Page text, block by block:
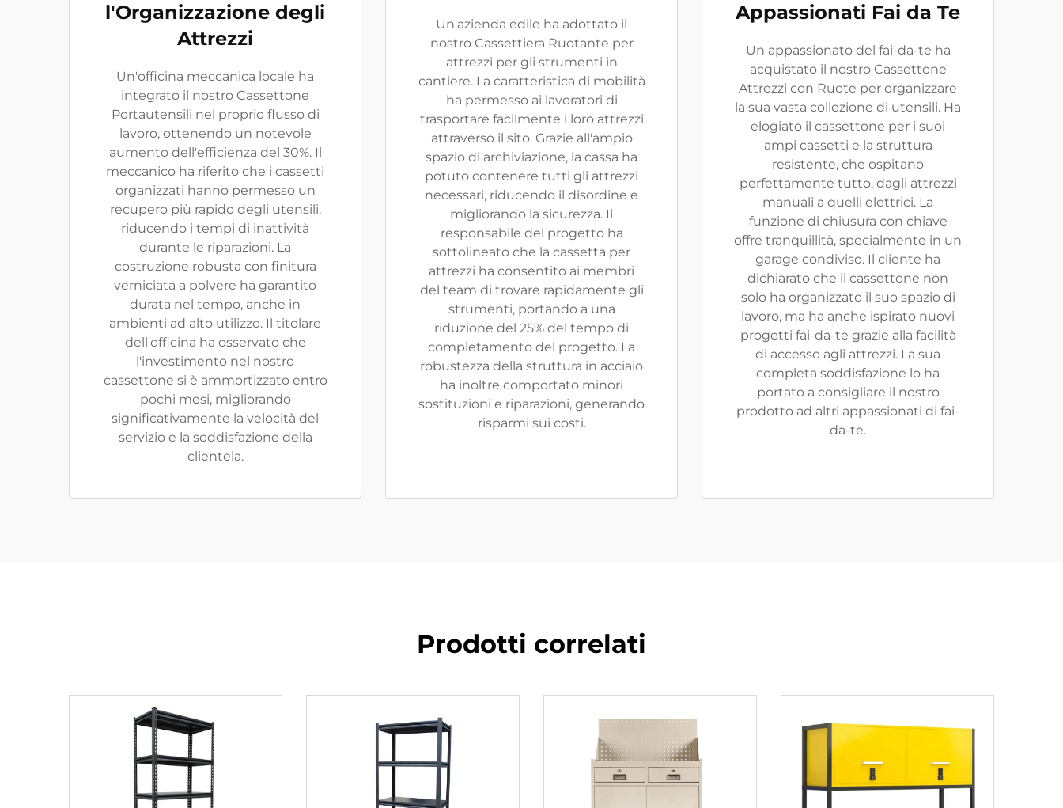
l'Organizzazione degli
Attrezzi
Un'officina meccanica locale ha
integrato il nostro Cassettone
Portautensili nel proprio flusso di
lavoro, ottenendo un notevole
aumento dell'efficienza del 30%. Il
meccanico ha riferito che i cassetti
organizzati hanno permesso un
recupero più rapido degli utensili,
riducendo i tempi di inattività
durante le riparazioni. La
costruzione robusta con finitura
verniciata a polvere ha garantito
durata nel tempo, anche in
ambienti ad alto utilizzo. Il titolare
dell'officina ha osservato che
l'investimento nel nostro
cassettone si è ammortizzato entro
pochi mesi, migliorando
significativamente la velocità del
servizio e la soddisfazione della
clientela.
Un'azienda edile ha adottato il
nostro Cassettiera Ruotante per
attrezzi per gli strumenti in
cantiere. La caratteristica di mobilità
ha permesso ai lavoratori di
trasportare facilmente i loro attrezzi
attraverso il sito. Grazie all'ampio
spazio di archiviazione, la cassa ha
potuto contenere tutti gli attrezzi
necessari, riducendo il disordine e
migliorando la sicurezza. Il
responsabile del progetto ha
sottolineato che la cassetta per
attrezzi ha consentito ai membri
del team di trovare rapidamente gli
strumenti, portando a una
riduzione del 25% del tempo di
completamento del progetto. La
robustezza della struttura in acciaio
ha inoltre comportato minori
sostituzioni e riparazioni, generando
risparmi sui costi.
Appassionati Fai da Te
Un appassionato del fai-da-te ha
acquistato il nostro Cassettone
Attrezzi con Ruote per organizzare
la sua vasta collezione di utensili. Ha
elogiato il cassettone per i suoi
ampi cassetti e la struttura
resistente, che ospitano
perfettamente tutto, dagli attrezzi
manuali a quelli elettrici. La
funzione di chiusura con chiave
offre tranquillità, specialmente in un
garage condiviso. Il cliente ha
dichiarato che il cassettone non
solo ha organizzato il suo spazio di
lavoro, ma ha anche ispirato nuovi
progetti fai-da-te grazie alla facilità
di accesso agli attrezzi. La sua
completa soddisfazione lo ha
portato a consigliare il nostro
prodotto ad altri appassionati di fai-
da-te.
Prodotti correlati